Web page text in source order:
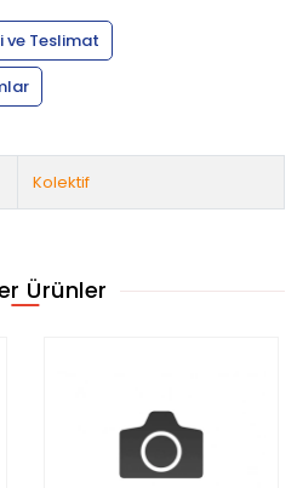
ve Teslimat
Kolektif
Ürünler